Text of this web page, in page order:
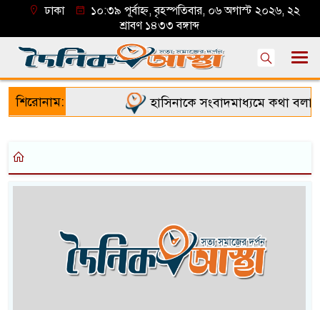
ঢাকা
১০:৩৯ পূর্বাহ্ন, বৃহস্পতিবার, ০৬ অগাস্ট ২০২৬, ২২
শ্রাবণ ১৪৩৩ বঙ্গাব্দ
শিরোনাম: হাসিনাকে সংবাদমাধ্যমে কথা